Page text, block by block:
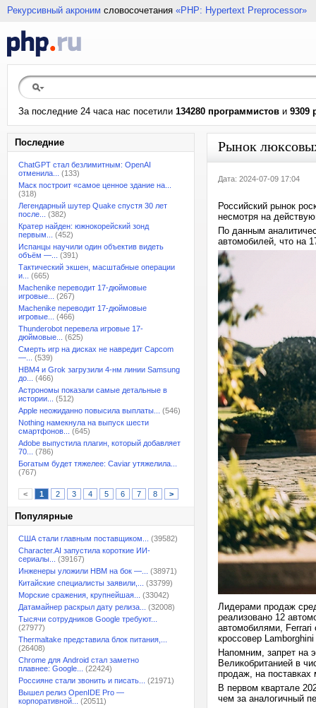
Рекурсивный акроним словосочетания «PHP: Hypertext Preprocessor»
За последние 24 часа нас посетили 134280 программистов и 9309
Последние
ChatGPT стал безлимитным: OpenAI
отменила...
(133)
Маск построит «самое ценное здание на...
(318)
Легендарный шутер Quake спустя 30 лет
после...
(382)
Кратер найден: южнокорейский зонд
первым...
(452)
Испанцы научили один объектив видеть
объём —...
(391)
Тактический экшен, масштабные операции
и...
(665)
Machenike переводит 17-дюймовые
игровые...
(267)
Machenike переводит 17-дюймовые
игровые...
(466)
Thunderobot перевела игровые 17-
дюймовые...
(625)
Смерть игр на дисках не навредит Capcom
—...
(539)
HBM4 и Grok загрузили 4-нм линии Samsung
до...
(466)
Астрономы показали самые детальные в
истории...
(512)
Apple неожиданно повысила выплаты...
(546)
Nothing намекнула на выпуск шести
смартфонов...
(645)
Adobe выпустила плагин, который добавляет
70...
(786)
Богатым будет тяжелее: Caviar утяжелила...
(767)
< 1 2 3 4 5 6 7 8 >
Популярные
США стали главным поставщиком...
(39582)
Character.AI запустила короткие ИИ-
сериалы...
(39167)
Инженеры уложили HBM на бок —...
(38971)
Китайские специалисты заявили,...
(33799)
Морские сражения, крупнейшая...
(33042)
Датамайнер раскрыл дату релиза...
(32008)
Тысячи сотрудников Google требуют...
(27977)
Thermaltake представила блок питания,...
(26408)
Chrome для Android стал заметно
плавнее: Google...
(22424)
Россияне стали звонить и писать...
(21971)
Вышел релиз OpenIDE Pro —
корпоративной...
(20511)
Рынок
Дата: 2024-07-09 17:04
Российский рынок
несмотря на
По данным
автомобилей, что на
Лидерами продаж
реализовано 12
автомобилями,
кроссовер
Напомним, запрет на
Великобританией в
продаж, на поставках
В первом квартале
чем за аналогичный